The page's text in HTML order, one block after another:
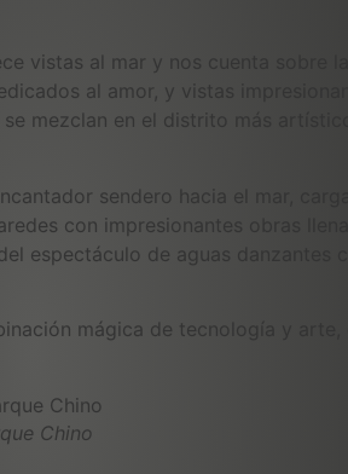
al mar y nos cuenta sobre
al amor, y vistas
mezclan en el distrito más
sendero hacia el mar,
con impresionantes obras
espectáculo de aguas danzantes
mágica de tecnología y
Chino